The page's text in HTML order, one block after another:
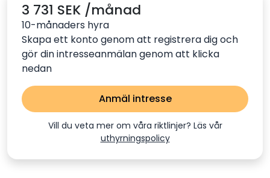
3 731 SEK /månad
10-månaders hyra
Skapa ett konto genom att registrera dig och
gör din intresseanmälan genom att klicka
nedan
Anmäl intresse
Vill du veta mer om våra riktlinjer? Läs vår
uthyrningspolicy